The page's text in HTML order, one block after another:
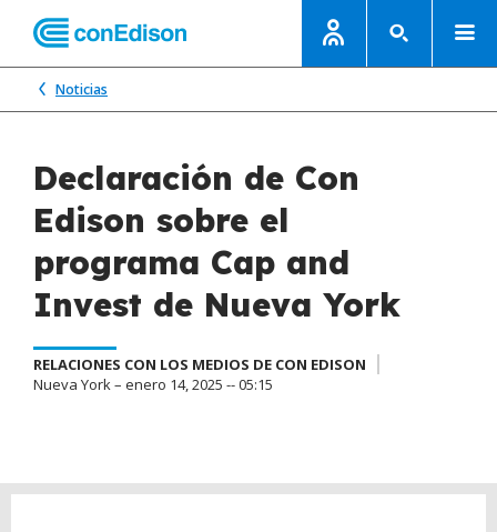
Noticias
Declaración de Con
Edison sobre el
programa Cap and
Invest de Nueva York
RELACIONES CON LOS MEDIOS DE CON EDISON
Nueva York – enero 14, 2025 -- 05:15